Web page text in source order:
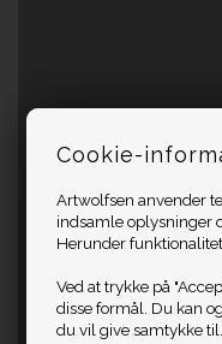
Cookie-
Artwolfsen anvender
indsamle oplysninger
Herunder
Ved at trykke på
disse formål. Du kan
du vil give samtykke til.